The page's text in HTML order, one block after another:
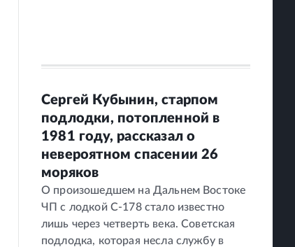
Сергей Кубынин, старпом
подлодки, потопленной в
1981 году, рассказал о
невероятном спасении 26
моряков
О произошедшем на Дальнем Востоке
ЧП с лодкой С-178 стало известно
лишь через четверть века. Советская
подлодка, которая несла службу в